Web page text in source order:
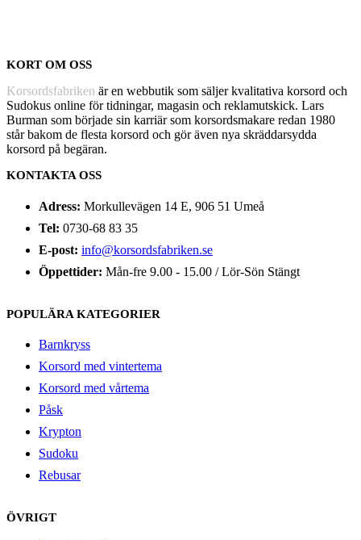
KORT OM OSS
Korsordsfabriken är en webbutik som säljer kvalitativa korsord och
Sudokus online för tidningar, magasin och reklamutskick. Lars
Burman som började sin karriär som korsordsmakare redan 1980
står bakom de flesta korsord och gör även nya skräddarsydda
korsord på begäran.
KONTAKTA OSS
Adress: Morkullevägen 14 E, 906 51 Umeå
Tel: 0730-68 83 35
E-post: info@korsordsfabriken.se
Öppettider: Mån-fre 9.00 - 15.00 / Lör-Sön Stängt
POPULÄRA KATEGORIER
Barnkryss
Korsord med vintertema
Korsord med vårtema
Påsk
Krypton
Sudoku
Rebusar
ÖVRIGT